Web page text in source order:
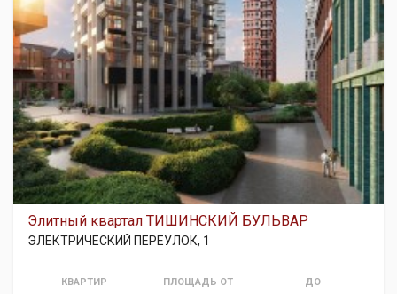
Элитный квартал ТИШИНСКИЙ БУЛЬВАР
ЭЛЕКТРИЧЕСКИЙ ПЕРЕУЛОК, 1
КВАРТИР ПЛОЩАДЬ ОТ ДО